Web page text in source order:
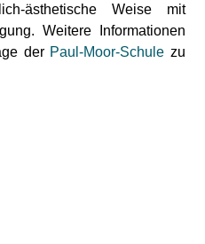
ästhetische Weise mit
Weitere Informationen
der Paul-Moor-Schule zu